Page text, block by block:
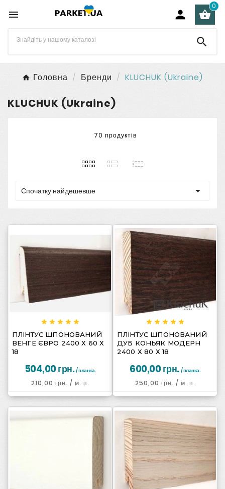
  
0

Головна Бренди KLUCHUK (Ukraine)
KLUCHUK (Ukraine)
70 продуктів
Спочатку найдешевше 
  
    
ПЛІНТУС ШПОНОВАНИЙ
ВЕНГЕ ЄВРО 2400 Х 60 Х
18
504,00 грн. / планка.
210,00 грн. / м. п.
  
    
ПЛІНТУС ШПОНОВАНИЙ
ДУБ КОНЬЯК МОДЕРН
2400 Х 80 Х 18
600,00 грн. / планка.
250,00 грн. / м. п.